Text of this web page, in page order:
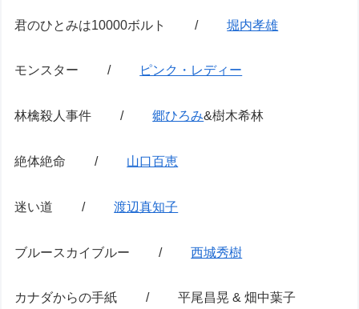
君のひとみは10000ボルト /堀内孝雄
モンスター / ピンク・レディー
林檎殺人事件 /郷ひろみ&樹木希林
絶体絶命 / 山口百恵
迷い道 /渡辺真知子
ブルースカイブルー /西城秀樹
カナダからの手紙 / 平尾昌晃 & 畑中葉子